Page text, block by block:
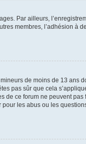
Par ailleurs,
membres, l’adhésion à
de moins de 13 ans
pas sûr que cela
de ce forum ne peuvent pas
les abus ou les